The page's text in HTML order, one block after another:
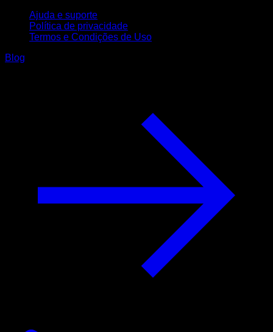
Ajuda e suporte
Política de privacidade
Termos e Condições de Uso
Blog